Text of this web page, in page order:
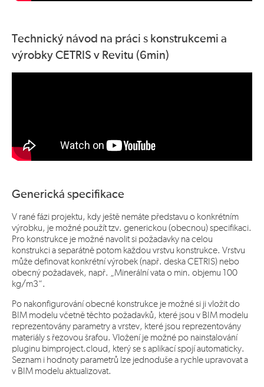
Technický návod na práci s konstrukcemi a
výrobky CETRIS v Revitu (6min)
Generická specifikace
V rané fázi projektu, kdy ještě nemáte představu o konkrétním
výrobku, je možné použít tzv. generickou (obecnou) specifikaci.
Pro konstrukce je možné navolit si požadavky na celou
konstrukci a separátně potom každou vrstvu konstrukce. Vrstvu
může definovat konkrétní výrobek (např. deska CETRIS) nebo
obecný požadavek, např. „Minerální vata o min. objemu 100
kg/m3“.
Po nakonfigurování obecné konstrukce je možné si ji vložit do
BIM modelu včetně těchto požadavků, které jsou v BIM modelu
reprezentovány parametry a vrstev, které jsou reprezentovány
materiály s řezovou šrafou. Vložení je možné po nainstalování
pluginu bimproject.cloud, který se s aplikací spojí automaticky.
Seznam i hodnoty parametrů lze jednoduše a rychle upravovat a
v BIM modelu aktualizovat.